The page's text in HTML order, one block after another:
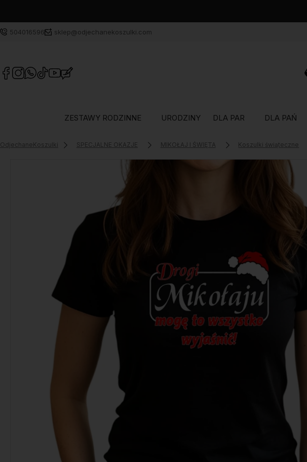
504016596 sklep@odjechanekoszulki.com
ZESTAWY RODZINNE URODZINY DLA PAR DLA PAŃ
OdjechaneKoszulki SPECJALNE OKAZJE MIKOŁAJ I ŚWIĘTA Koszulki świąteczne